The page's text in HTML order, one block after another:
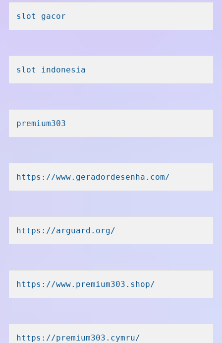
slot gacor
slot indonesia
premium303
https://www.geradordesenha.com/
https://arguard.org/
https://www.premium303.shop/
https://premium303.cymru/